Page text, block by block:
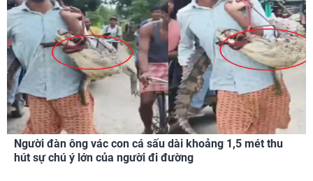
Người đàn ông vác con cá sấu dài khoảng 1,5 mét thu
hút sự chú ý lớn của người đi đường